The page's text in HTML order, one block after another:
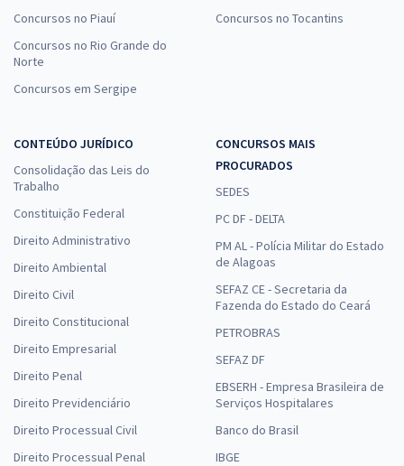
Concursos no Piauí
Concursos no Rio Grande do
Norte
Concursos em Sergipe
Concursos no Tocantins
CONTEÚDO JURÍDICO
Consolidação das Leis do
Trabalho
Constituição Federal
Direito Administrativo
Direito Ambiental
Direito Civil
Direito Constitucional
Direito Empresarial
Direito Penal
Direito Previdenciário
Direito Processual Civil
Direito Processual Penal
CONCURSOS MAIS
PROCURADOS
SEDES
PC DF - DELTA
PM AL - Polícia Militar do Estado
de Alagoas
SEFAZ CE - Secretaria da
Fazenda do Estado do Ceará
PETROBRAS
SEFAZ DF
EBSERH - Empresa Brasileira de
Serviços Hospitalares
Banco do Brasil
IBGE